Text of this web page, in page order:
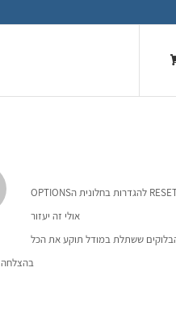
אולי זה יעזור
ששתלת במודל תוקע את הכל
בהצלחה